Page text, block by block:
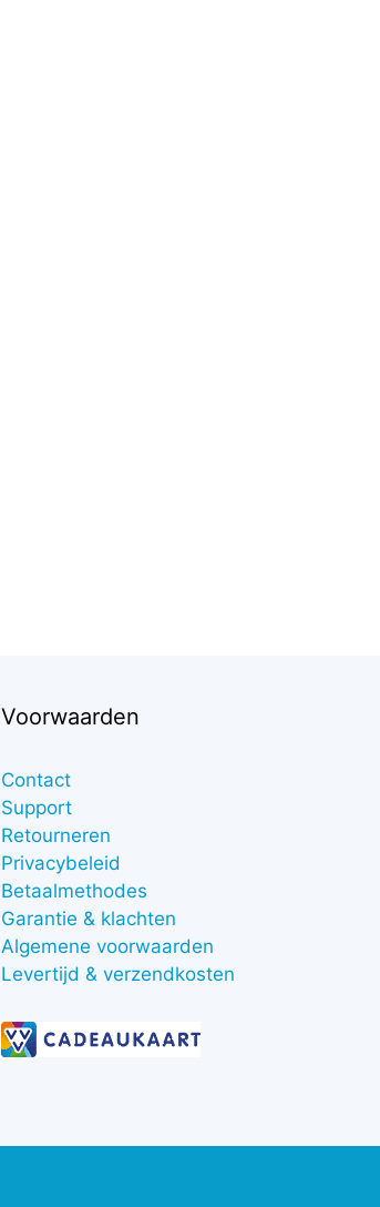
Voorwaarden
Contact
Support
Retourneren
Privacybeleid
Betaalmethodes
Garantie & klachten
Algemene voorwaarden
Levertijd & verzendkosten